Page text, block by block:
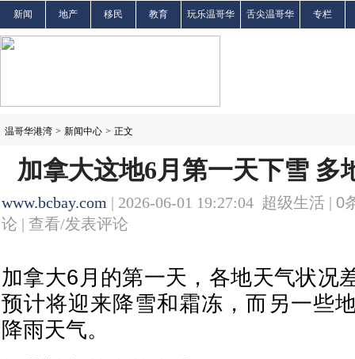
新闻 地产 移民 教育 玩乐温哥华 舌尖温哥华 专栏
温哥华港湾 > 新闻中心 > 正文
加拿大这地6月第一天下雪 多
www.bcbay.com | 2026-06-01 19:27:04 超级生活 | 0
论 | 查看/发表评论
加拿大6月的第一天，各地天气状况
预计将迎来降雪和霜冻，而另一些
降雨天气。